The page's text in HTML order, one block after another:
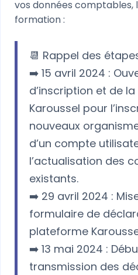
vos données comptables,
formation :
📆 Rappel des
➡️ 15 avril 2024 :
d’inscription et de
Karoussel pour
nouveaux
d’un compte
l’actualisation des
existants.
➡️ 29 avril 2024 :
formulaire de
plateforme
➡️ 13 mai 2024 :
transmission des